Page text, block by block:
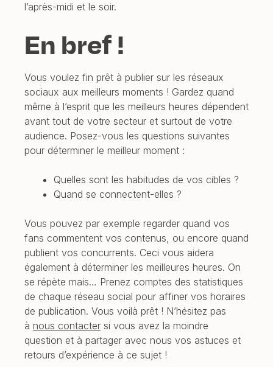
l’après-midi et le soir.
En bref !
Vous voulez fin prêt à publier sur les réseaux
sociaux aux meilleurs moments ! Gardez quand
même à l’esprit que les meilleurs heures dépendent
avant tout de votre secteur et surtout de votre
audience. Posez-vous les questions suivantes
pour déterminer le meilleur moment :
Quelles sont les habitudes de vos cibles ?
Quand se connectent-elles ?
Vous pouvez par exemple regarder quand vos
fans commentent vos contenus, ou encore quand
publient vos concurrents. Ceci vous aidera
également à déterminer les meilleures heures. On
se répète mais… Prenez comptes des statistiques
de chaque réseau social pour affiner vos horaires
de publication. Vous voilà prêt ! N’hésitez pas
à nous contacter si vous avez la moindre
question et à partager avec nous vos astuces et
retours d’expérience à ce sujet !